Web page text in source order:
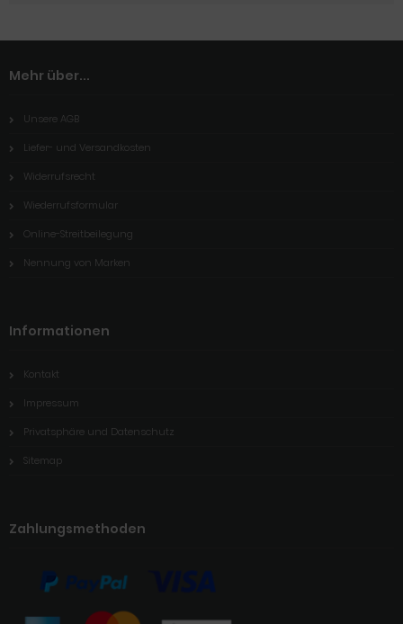
Mehr über...
Unsere AGB
Liefer- und Versandkosten
Widerrufsrecht
Wiederrufsformular
Online-Streitbeilegung
Nennung von Marken
Informationen
Kontakt
Impressum
Privatsphäre und Datenschutz
Sitemap
Zahlungsmethoden